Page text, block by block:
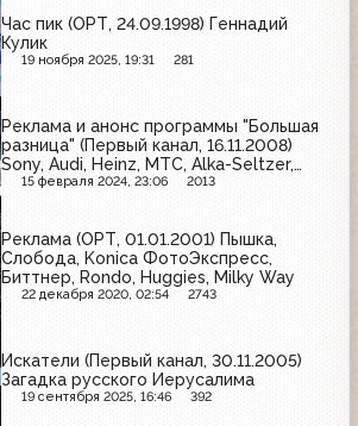
Час пик (ОРТ, 24.09.1998) Геннадий
Кулик
19 ноября 2025, 19:31 281
Реклама и анонс программы "Большая
разница" (Первый канал, 16.11.2008)
Sony, Audi, Heinz, МТС, Alka-Seltzer,
Volvo, Omsa, Vitek, Имунеле, Snickers,
15 февраля 2024, 23:06 2013
Реклама (ОРТ, 01.01.2001) Пышка,
Слобода, Konica ФотоЭкспресс,
Биттнер, Rondo, Huggies, Milky Way
22 декабря 2020, 02:54 2743
Искатели (Первый канал, 30.11.2005)
Загадка русского Иерусалима
19 сентября 2025, 16:46 392